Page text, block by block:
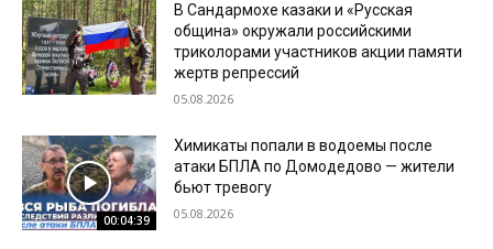
В Сандармохе казаки и «Русская
община» окружали российскими
триколорами участников акции памяти
жертв репрессий
05.08.2026
00:04:39
Химикаты попали в водоемы после
атаки БПЛА по Домодедово — жители
бьют тревогу
05.08.2026